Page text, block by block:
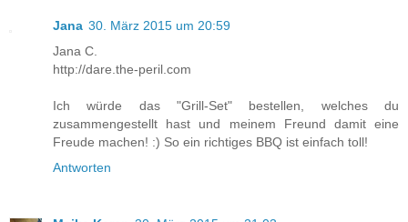
Jana 30. März 2015 um 20:59
Jana C.
http://dare.the-peril.com
Ich würde das "Grill-Set" bestellen, welches du
zusammengestellt hast und meinem Freund damit eine
Freude machen! :) So ein richtiges BBQ ist einfach toll!
Antworten